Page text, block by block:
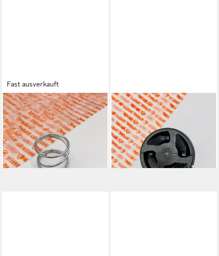
Fast ausverkauft
STIHL
Fadenspule STIHL Fadenkopf
AutoCut C26-2 - C25
Druckfeder 00009970606
3,99 €
lieferbar - in 6-7 Werktagen bei dir
STIHL
Fadenspule STIHL Fadenkopf
AutoCut C26-2 -
Spuleneinsatz 40027406900
11,95 €
lieferbar - in 6-7 Werktagen bei dir